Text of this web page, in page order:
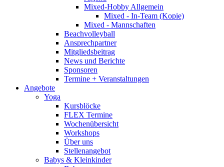
Mixed-Hobby Allgemein
Mixed - In-Team (Kopie)
Mixed - Mannschaften
Beachvolleyball
Ansprechpartner
Mitgliedsbeitrag
News und Berichte
Sponsoren
Termine + Veranstaltungen
Angebote
Yoga
Kursblöcke
FLEX Termine
Wochenübersicht
Workshops
Über uns
Stellenangebot
Babys & Kleinkinder